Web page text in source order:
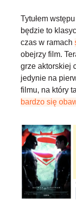
Tytułem
będzie to
czas w ramach
obejrzy film.
grze aktorskiej
jedynie na
filmu, na który
bardzo się